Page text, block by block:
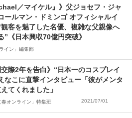
／マイケル』》父ジョセフ・ジャ
ールマン・ドミンゴ オフィシャルイ
客を魅了した名優、複雑な父親像へ
”《日本興収70億円突破》
イン」編集部
交際2年を告白》“日本一のコスプレイ
なこに直撃インタビュー「彼がメンタ
てくれました」
春オンライン」特集班 2021/07/01